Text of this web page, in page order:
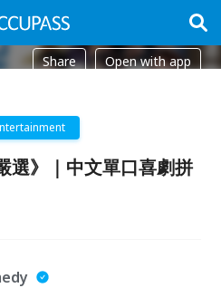
Share Open with app
選》｜中文單口喜劇拼